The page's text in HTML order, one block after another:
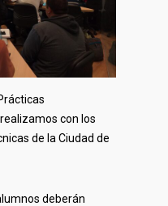
con los
de la Ciudad de
deberán